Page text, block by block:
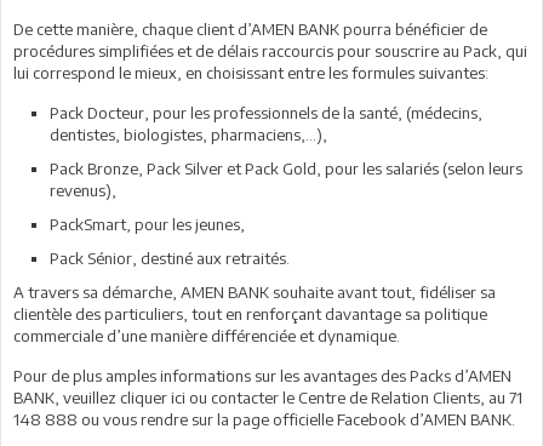
De cette manière, chaque client d’AMEN BANK pourra bénéficier de
procédures simplifiées et de délais raccourcis pour souscrire au Pack, qui
lui correspond le mieux, en choisissant entre les formules suivantes:
Pack Docteur, pour les professionnels de la santé, (médecins,
dentistes, biologistes, pharmaciens,…),
Pack Bronze, Pack Silver et Pack Gold, pour les salariés (selon leurs
revenus),
PackSmart, pour les jeunes,
Pack Sénior, destiné aux retraités.
A travers sa démarche, AMEN BANK souhaite avant tout, fidéliser sa
clientèle des particuliers, tout en renforçant davantage sa politique
commerciale d’une manière différenciée et dynamique.
Pour de plus amples informations sur les avantages des Packs d’AMEN
BANK, veuillez cliquer ici ou contacter le Centre de Relation Clients, au 71
148 888 ou vous rendre sur la page officielle Facebook d’AMEN BANK.